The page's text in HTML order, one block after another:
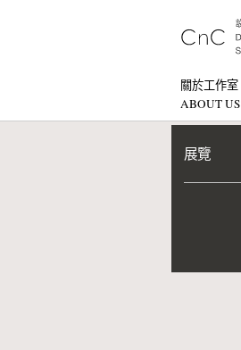
關於工作室
ABOUT US
展覽